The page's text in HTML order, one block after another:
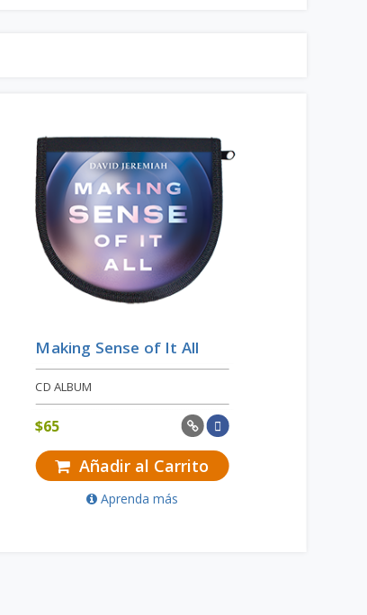
Making Sense of It All
CD ALBUM
$65
Añadir al Carrito
Aprenda más